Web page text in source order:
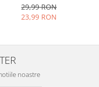
ci si
ecranul!
9H la
29,99 RON
23,99 RON
noastre